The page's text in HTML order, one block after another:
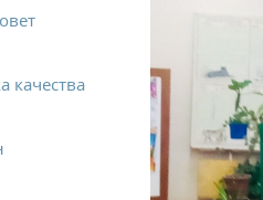
качества